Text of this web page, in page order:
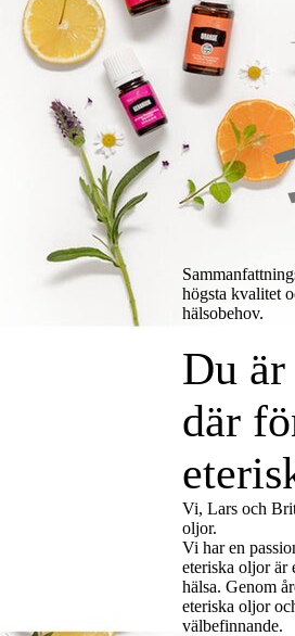
högsta kvalitet
hälsobehov.
Du
där
Vi, Lars och
oljor.
Vi har en
eteriska oljor är
hälsa. Genom
eteriska oljor
välbefinnande.